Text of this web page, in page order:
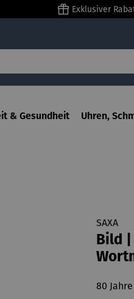
Exklusiver
& Gesundheit Uhren,
SAXA
Bild |
80